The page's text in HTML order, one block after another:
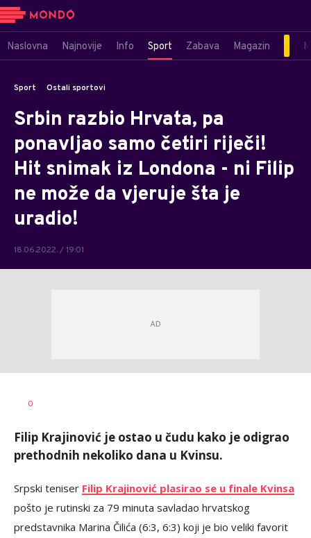
Naslovna Najnovije Info Sport Zabava Magazin
Sport Ostali sportovi
Srbin razbio Hrvata, pa
ponavljao samo četiri riječi!
Hit snimak iz Londona - ni Filip
ne može da vjeruje šta je
uradio!
18.06.2022. / 19:01
AUTOR
0
Filip Krajinović je ostao u čudu kako je odigrao
prethodnih nekoliko dana u Kvinsu.
Srpski teniser Filip Krajinović plasirao se u finale Kvinsa
pošto je rutinski za 79 minuta savladao hrvatskog
predstavnika Marina Čilića (6:3, 6:3) koji je bio veliki favorit